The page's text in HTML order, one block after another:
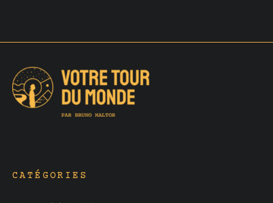
CATÉGORIES